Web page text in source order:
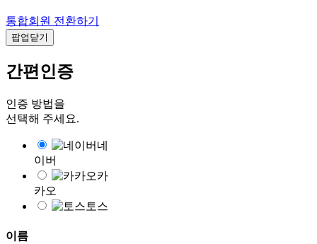
통합회원 전환하기
팝업닫기
간편인증
인증 방법을
선택해 주세요.
네
이버
카
카오
토스
이름